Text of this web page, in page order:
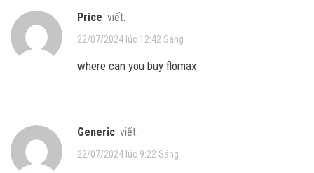
price viết:
22/07/2024 lúc 12:42 Sáng
where can you buy flomax
generic viết:
22/07/2024 lúc 9:22 Sáng